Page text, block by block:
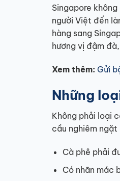
Singapore
người Việt đến
hàng sang
hương vị đậm
Xem thêm: Gửi
Những
Không phải loại
cầu nghiêm ngặt
Cà phê phải
Có nhãn mác